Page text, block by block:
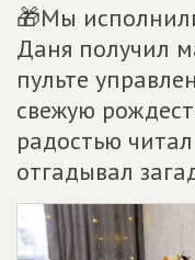
🎁Мы
Даня получил
пульте
свежую
радостью
отгадывал